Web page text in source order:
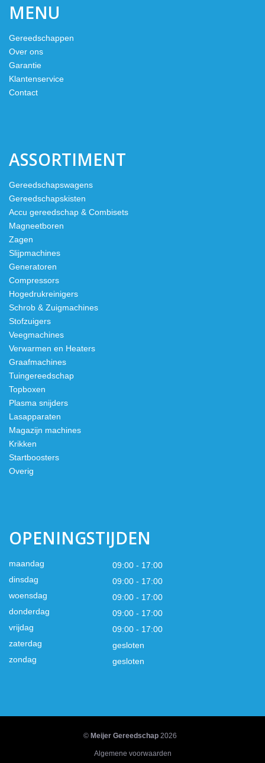
MENU
Gereedschappen
Over ons
Garantie
Klantenservice
Contact
ASSORTIMENT
Gereedschapswagens
Gereedschapskisten
Accu gereedschap & Combisets
Magneetboren
Zagen
Slijpmachines
Generatoren
Compressors
Hogedrukreinigers
Schrob & Zuigmachines
Stofzuigers
Veegmachines
Verwarmen en Heaters
Graafmachines
Tuingereedschap
Topboxen
Plasma snijders
Lasapparaten
Magazijn machines
Krikken
Startboosters
Overig
OPENINGSTIJDEN
maandag
09:00 - 17:00
dinsdag
09:00 - 17:00
woensdag
09:00 - 17:00
donderdag
09:00 - 17:00
vrijdag
09:00 - 17:00
zaterdag
gesloten
zondag
gesloten
© Meijer Gereedschap 2026
Algemene voorwaarden